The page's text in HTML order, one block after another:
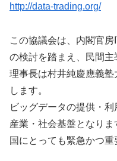
http://data-trading.org/
この協議会は、内閣官
の検討を踏まえ、民間主
理事長は村井純慶應義
します。
ビッグデータの提供・
産業・社会基盤となりま
国にとっても緊急かつ重